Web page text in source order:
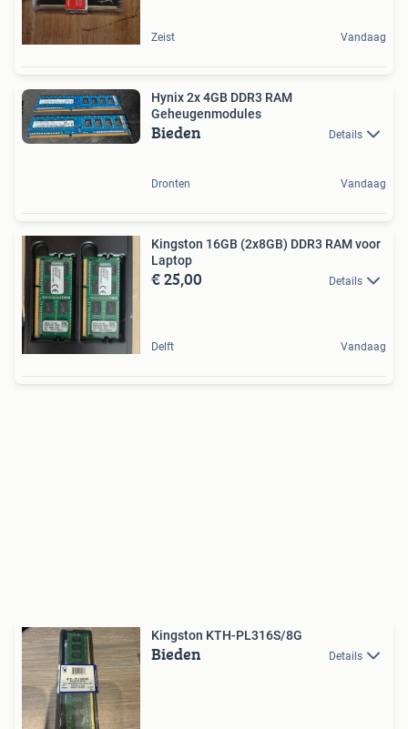
Zeist Vandaag
Hynix 2x 4GB DDR3 RAM
Geheugenmodules
Bieden Details
Dronten Vandaag
Kingston 16GB (2x8GB) DDR3 RAM voor
Laptop
€ 25,00 Details
Delft Vandaag
Kingston KTH-PL316S/8G
Bieden Details